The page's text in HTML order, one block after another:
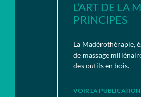
L’ART DE LA
PRINCIPES
La Madérothérapie,
de massage
des outils en bois.
VOIR LA PUBLICATION